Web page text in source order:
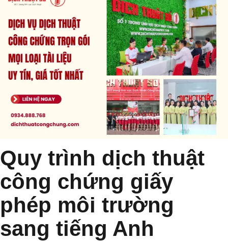
Quy trình dịch thuật
công chứng giấy
phép môi trường
sang tiếng Anh